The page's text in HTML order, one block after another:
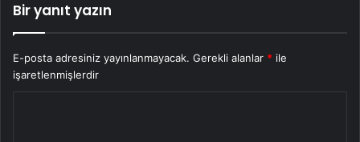
Bir yanıt yazın
E-posta adresiniz yayınlanmayacak. Gerekli alanlar * ile
işaretlenmişlerdir